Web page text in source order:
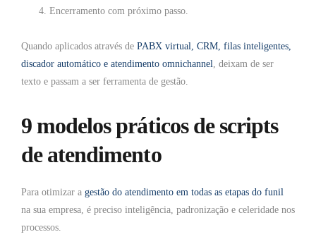
Encerramento com próximo passo.
Quando aplicados através de PABX virtual, CRM, filas inteligentes,
discador automático e atendimento omnichannel , deixam de ser
texto e passam a ser ferramenta de gestão.
9 modelos práticos de scripts
de atendimento
Para otimizar a gestão do atendimento em todas as etapas do funil
na sua empresa, é preciso inteligência, padronização e celeridade nos
processos.